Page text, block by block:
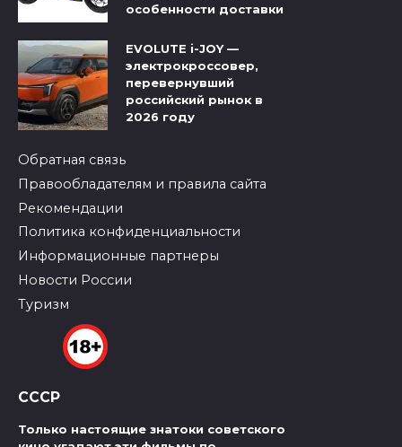
особенности доставки
EVOLUTE i-JOY —
электрокроссовер,
перевернувший
российский рынок в
2026 году
Обратная связь
Правообладателям и правила сайта
Рекомендации
Политика конфиденциальности
Информационные партнеры
Новости России
Туризм
СССР
Только настоящие знатоки советского